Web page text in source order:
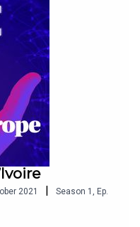
2021 | Season 1 , Ep.